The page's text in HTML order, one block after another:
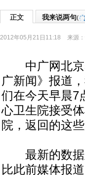
正文 我来说两句(
2012年05月21日11:18 来源：
中广网北京5
广新闻》报道
们在今天早晨7
心卫生院接受
院，返回的这
最新的数据
比此前媒体报